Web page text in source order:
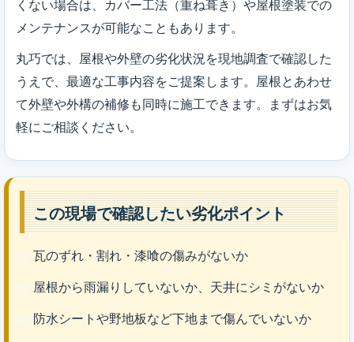
くない場合は、カバー工法（重ね葺き）や屋根塗装での
メンテナンスが可能なこともあります。
丸巧では、屋根や外壁の劣化状況を現地調査で確認した
うえで、最適な工事内容をご提案します。屋根とあわせ
て外壁や外構の補修も同時に施工できます。まずはお気
軽にご相談ください。
この現場で確認したい劣化ポイント
瓦のずれ・割れ・漆喰の傷みがないか
屋根から雨漏りしていないか、天井にシミがないか
防水シートや野地板など下地まで傷んでいないか